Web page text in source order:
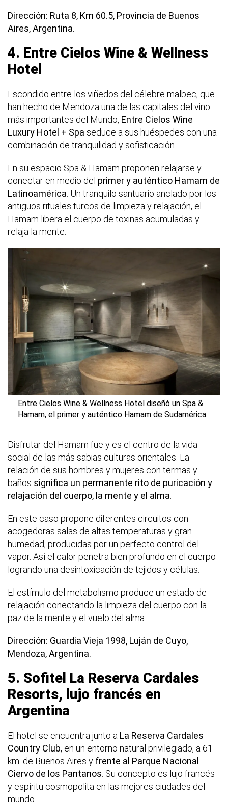
Dirección: Ruta 8, Km 60.5, Provincia de Buenos
Aires, Argentina.
4. Entre Cielos Wine & Wellness
Hotel
Escondido entre los viñedos del célebre malbec, que
han hecho de Mendoza una de las capitales del vino
más importantes del Mundo, Entre Cielos Wine
Luxury Hotel + Spa seduce a sus huéspedes con una
combinación de tranquilidad y sofisticación.
En su espacio Spa & Hamam proponen relajarse y
conectar en medio del primer y auténtico Hamam de
Latinoamérica. Un tranquilo santuario anclado por los
antiguos rituales turcos de limpieza y relajación, el
Hamam libera el cuerpo de toxinas acumuladas y
relaja la mente.
Entre Cielos Wine & Wellness Hotel diseñó un Spa &
Hamam, el primer y auténtico Hamam de Sudamérica.
Disfrutar del Hamam fue y es el centro de la vida
social de las más sabias culturas orientales. La
relación de sus hombres y mujeres con termas y
baños signi­fica un permanente rito de puri­cación y
relajación del cuerpo, la mente y el alma
En este caso propone diferentes circuitos con
acogedoras salas de altas temperaturas y gran
humedad, producidas por un perfecto control del
vapor. Así el calor penetra bien profundo en el cuerpo
logrando una desintoxicación de tejidos y células.
El estímulo del metabolismo produce un estado de
relajación conectando la limpieza del cuerpo con la
paz de la mente y el vuelo del alma.
Dirección: Guardia Vieja 1998, Luján de Cuyo,
Mendoza, Argentina.
5. Sofitel La Reserva Cardales
Resorts, lujo francés en
Argentina
El hotel se encuentra junto a La Reserva Cardales
Country Club, en un entorno natural privilegiado, a 61
km. de Buenos Aires y frente al Parque Nacional
Ciervo de los Pantanos . Su concepto es lujo francés
y espíritu cosmopolita en las mejores ciudades del
mundo.